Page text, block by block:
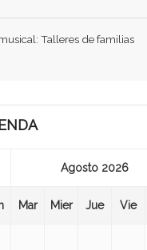
Talleres de familias
Agosto 2026
Mar Mier Jue Vie